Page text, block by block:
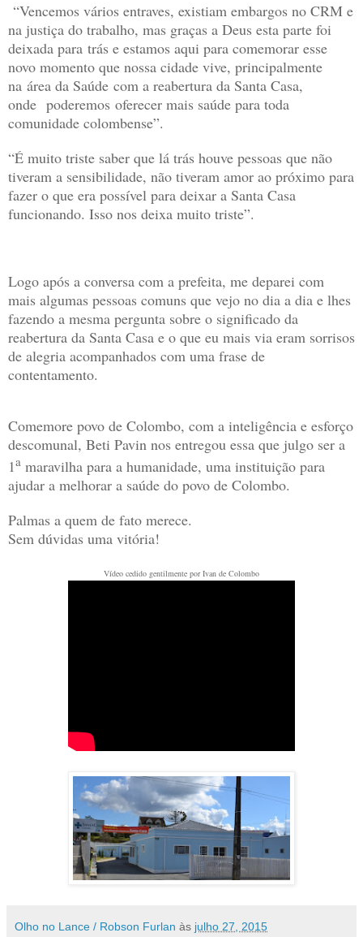
“Vencemos vários entraves, existiam embargos no CRM e
na justiça do trabalho, mas graças a Deus esta parte foi
deixada para trás e estamos aqui para comemorar esse
novo momento que nossa cidade vive, principalmente
na área da Saúde com a reabertura da Santa Casa,
onde poderemos oferecer mais saúde para toda
comunidade colombense”.
“É muito triste saber que lá trás houve pessoas que não
tiveram a sensibilidade, não tiveram amor ao próximo para
fazer o que era possível para deixar a Santa Casa
funcionando. Isso nos deixa muito triste”.
Logo após a conversa com a prefeita, me deparei com
mais algumas pessoas comuns que vejo no dia a dia e lhes
fazendo a mesma pergunta sobre o significado da
reabertura da Santa Casa e o que eu mais via eram sorrisos
de alegria acompanhados com uma frase de
contentamento.
Comemore povo de Colombo, com a inteligência e esforço
descomunal, Beti Pavin nos entregou essa que julgo ser a
1a maravilha para a humanidade, uma instituição para
ajudar a melhorar a saúde do povo de Colombo.
Palmas a quem de fato merece.
Sem dúvidas uma vitória!
Vídeo cedido gentilmente por Ivan de Colombo
Olho no Lance / Robson Furlan às julho 27, 2015